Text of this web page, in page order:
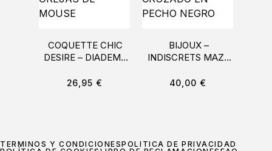
COQUETTE CHIC
DESIRE – DIADEMA
MOUSE
26,95 €
BIJOUX –
INDISCRETS MAZE
EN PECHO NEGRO
40,00 €
TÉRMINOS Y CONDICIONESPOLÍTICA DE PRIVACIDAD